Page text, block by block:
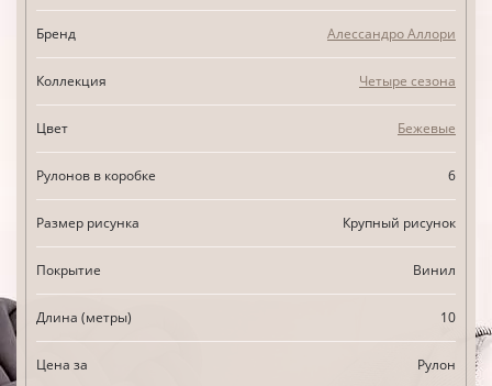
Бренд Алессандро Аллори
Коллекция Четыре сезона
Цвет Бежевые
Рулонов в коробке 6
Размер рисунка Крупный рисунок
Покрытие Винил
Длина (метры) 10
Цена за Рулон